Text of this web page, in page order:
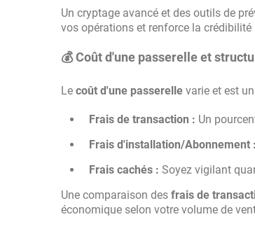
Un cryptage avancé et des outils de
vos opérations et renforce la crédibilité
💰 Coût d'une passerelle et
Le coût d'une passerelle varie et est
Frais de transaction : Un
Frais d'installation/Abonnement :
Frais cachés : Soyez vigilant
Une comparaison des frais de
économique selon votre volume de